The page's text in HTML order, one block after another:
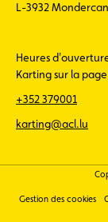
L-3932
Heures
Karting sur la
+352 379001
karting@acl.lu
Gestion des cookies